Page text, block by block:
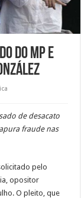
do MP e
de desacato
fraude nas
pelo
opositor
O pleito, que